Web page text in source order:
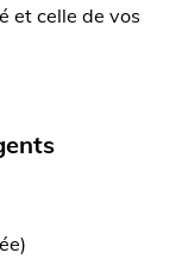
et celle de vos